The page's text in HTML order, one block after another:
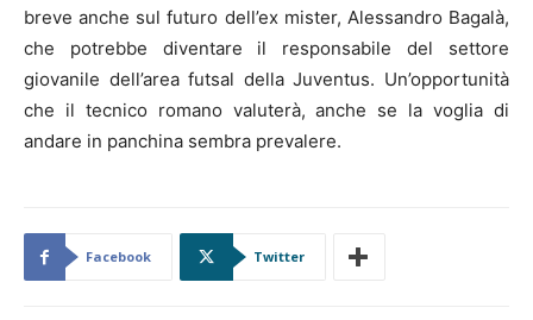
breve anche sul futuro dell’ex mister, Alessandro Bagalà,
che potrebbe diventare il responsabile del settore
giovanile dell’area futsal della Juventus. Un’opportunità
che il tecnico romano valuterà, anche se la voglia di
andare in panchina sembra prevalere.
Facebook Twitter